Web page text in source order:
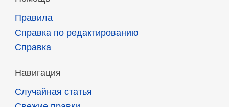
Правила
Справка по редактированию
Справка
Навигация
Случайная статья